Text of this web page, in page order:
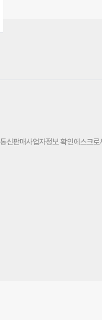
통신판매사업자정보 확인에스크로